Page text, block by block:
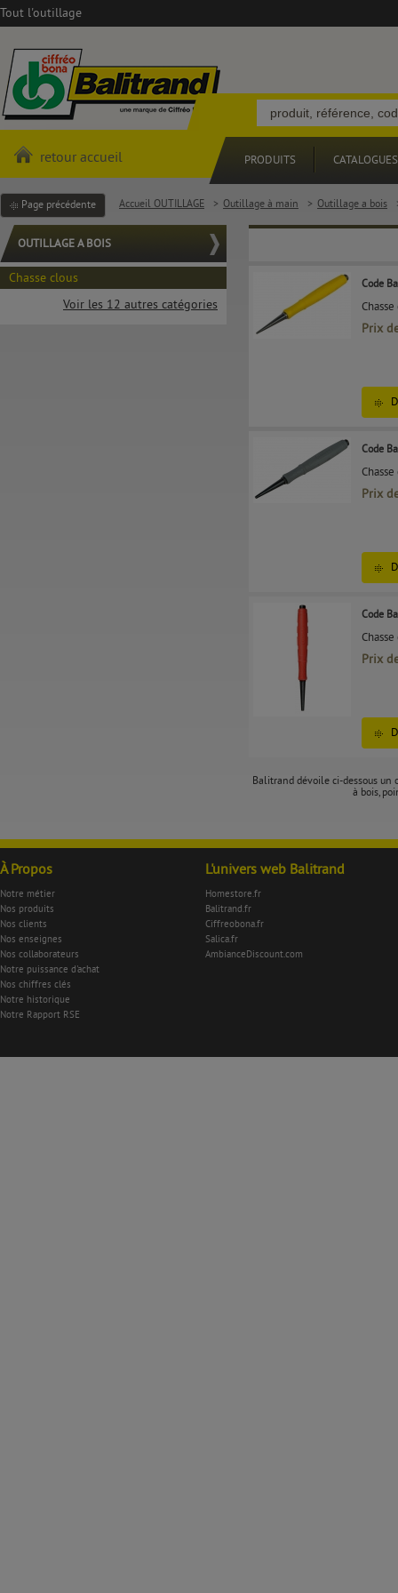
Tout l'outillage
retour accueil PRODUITS CATALOGUES
Page précédente Accueil OUTILLAGE > Outillage à main > Outillage a bois
OUTILLAGE A BOIS
Chasse clous
Voir les 12 autres catégories
Code
Prix
Code
Prix
Code
Prix
Balitrand dévoile ci-dessous un
à bois,
À Propos
Notre métier
Nos produits
Nos clients
Nos enseignes
Nos collaborateurs
Notre puissance d'achat
Nos chiffres clés
Notre historique
Notre Rapport RSE
L'univers web Balitrand
Homestore.fr
Balitrand.fr
Ciffreobona.fr
Salica.fr
AmbianceDiscount.com